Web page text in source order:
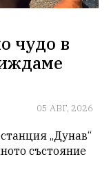
чудо в
05 АВГ, 2026
„Дунав“
състояние